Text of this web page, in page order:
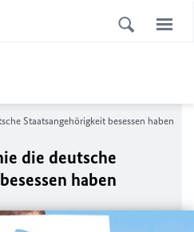
Staatsangehörigkeit besessen haben
die deutsche
haben